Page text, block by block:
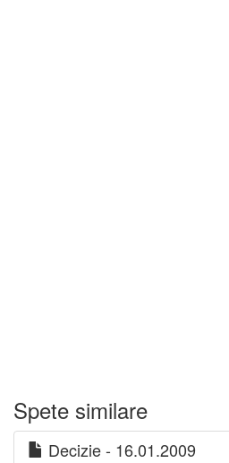
Spete similare
Decizie - 16.01.2009